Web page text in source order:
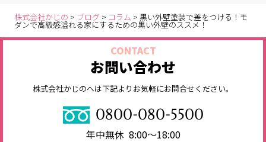
株式会社かじの > ブログ > コラム >黒い外壁塗装で差をつける！モ
ダンで高級感溢れる家にするための黒い外壁のススメ！
CONTACT
お問い合わせ
株式会社かじのへは下記よりお気軽にお問合せください。
0800-080-5500
年中無休 8:00～18:00